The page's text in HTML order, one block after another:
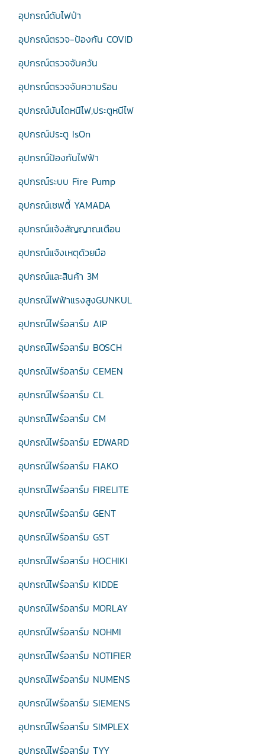
อุปกรณ์ดับไฟป่า
อุปกรณ์ตรวจ-ป้องกัน COVID
อุปกรณ์ตรวจจับควัน
อุปกรณ์ตรวจจับความร้อน
อุปกรณ์บันไดหนีไฟ,ประตูหนีไฟ
อุปกรณ์ประตู IsOn
อุปกรณ์ป้องกันไฟฟ้า
อุปกรณ์ระบบ Fire Pump
อุปกรณ์เซฟตี้ YAMADA
อุปกรณ์แจ้งสัญญาณเตือน
อุปกรณ์แจ้งเหตุด้วยมือ
อุปกรณ์และสินค้า 3M
อุปกรณ์ไฟฟ้าแรงสูงGUNKUL
อุปกรณ์ไฟร์อลาร์ม AIP
อุปกรณ์ไฟร์อลาร์ม BOSCH
อุปกรณ์ไฟร์อลาร์ม CEMEN
อุปกรณ์ไฟร์อลาร์ม CL
อุปกรณ์ไฟร์อลาร์ม CM
อุปกรณ์ไฟร์อลาร์ม EDWARD
อุปกรณ์ไฟร์อลาร์ม FIAKO
อุปกรณ์ไฟร์อลาร์ม FIRELITE
อุปกรณ์ไฟร์อลาร์ม GENT
อุปกรณ์ไฟร์อลาร์ม GST
อุปกรณ์ไฟร์อลาร์ม HOCHIKI
อุปกรณ์ไฟร์อลาร์ม KIDDE
อุปกรณ์ไฟร์อลาร์ม MORLAY
อุปกรณ์ไฟร์อลาร์ม NOHMI
อุปกรณ์ไฟร์อลาร์ม NOTIFIER
อุปกรณ์ไฟร์อลาร์ม NUMENS
อุปกรณ์ไฟร์อลาร์ม SIEMENS
อุปกรณ์ไฟร์อลาร์ม SIMPLEX
อุปกรณ์ไฟร์อลาร์ม TYY